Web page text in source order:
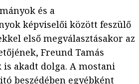
és a
képviselői között feszülő
első megválasztásakor az
Freund Tamás
akadt dolga. A mostani
beszédében egyébként